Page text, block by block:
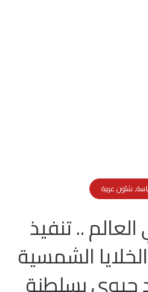
,شئون عربية
.. تنفيذ
الشمسية